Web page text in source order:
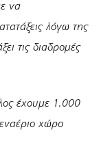
να
λόγω της
τις διαδρομές
έχουμε 1.000
χώρο